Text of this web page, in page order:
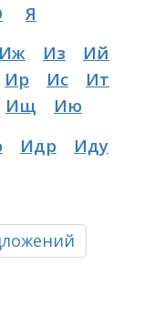
Я
Иж Из
Ий
Ир Ис
Ит
Ищ
Ию
Идр Иду